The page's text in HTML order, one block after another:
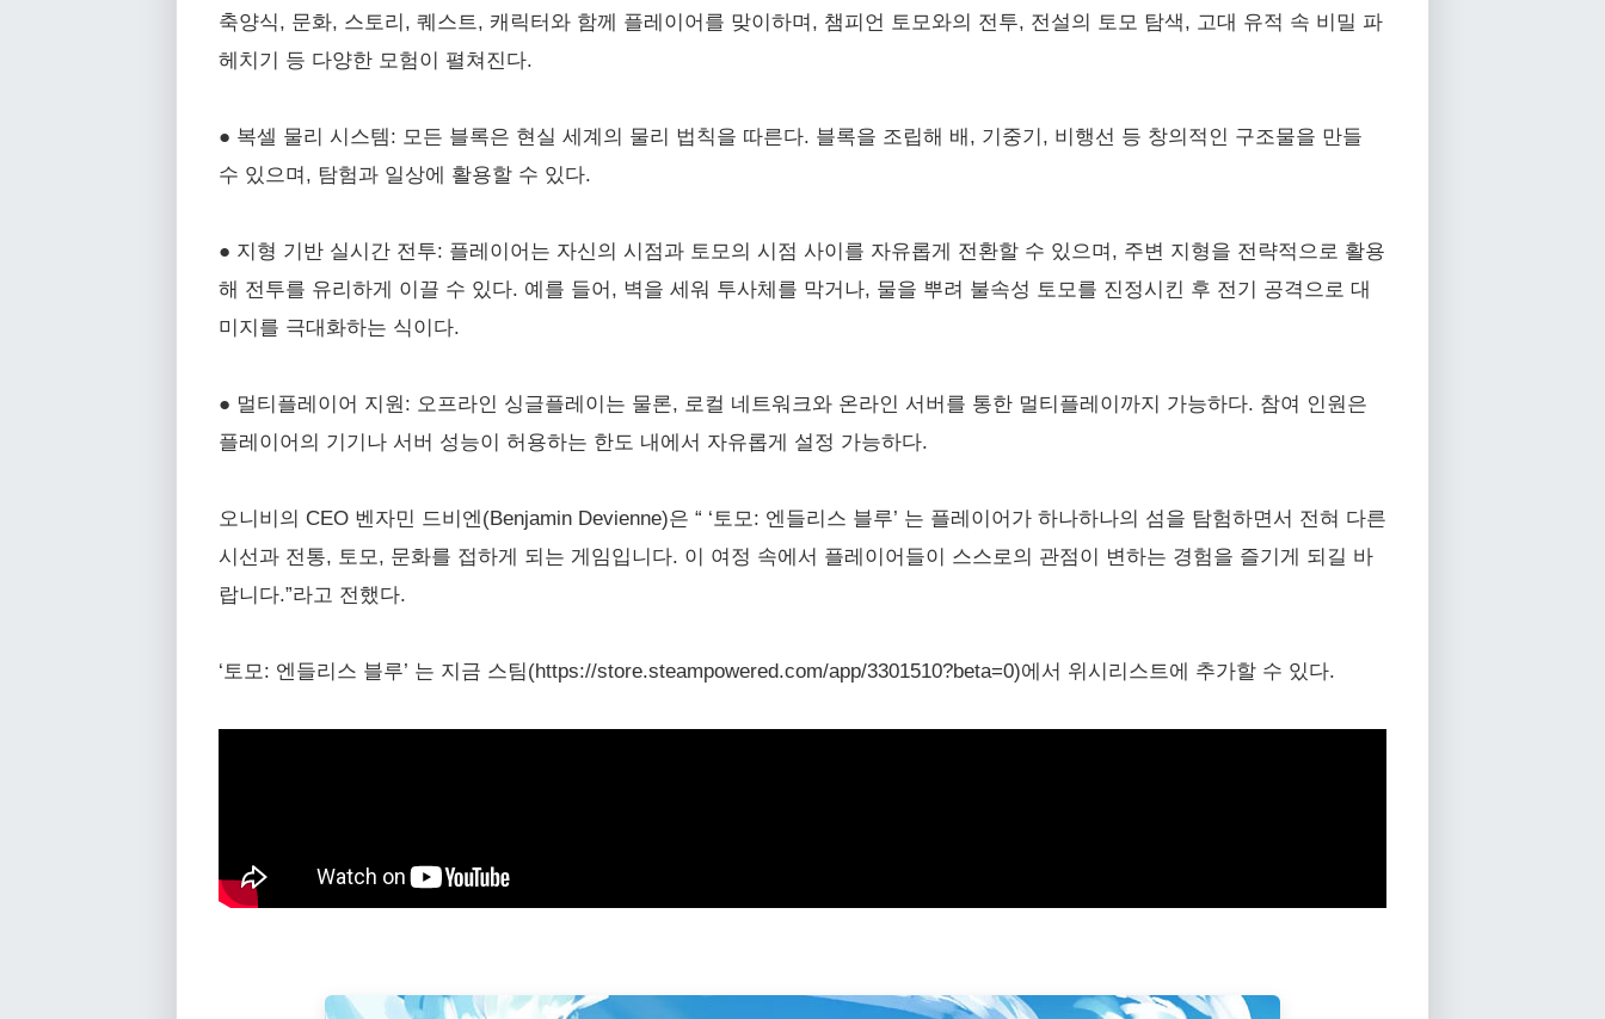
축양식, 문화, 스토리, 퀘스트, 캐릭터와 함께 플레이어를 맞이하며, 챔피언 토모와의 전투, 전설의 토모 탐색, 고대 유적 속 비밀 파
헤치기 등 다양한 모험이 펼쳐진다.
● 복셀 물리 시스템: 모든 블록은 현실 세계의 물리 법칙을 따른다. 블록을 조립해 배, 기중기, 비행선 등 창의적인 구조물을 만들
수 있으며, 탐험과 일상에 활용할 수 있다.
● 지형 기반 실시간 전투: 플레이어는 자신의 시점과 토모의 시점 사이를 자유롭게 전환할 수 있으며, 주변 지형을 전략적으로 활용
해 전투를 유리하게 이끌 수 있다. 예를 들어, 벽을 세워 투사체를 막거나, 물을 뿌려 불속성 토모를 진정시킨 후 전기 공격으로 대
미지를 극대화하는 식이다.
● 멀티플레이어 지원: 오프라인 싱글플레이는 물론, 로컬 네트워크와 온라인 서버를 통한 멀티플레이까지 가능하다. 참여 인원은
플레이어의 기기나 서버 성능이 허용하는 한도 내에서 자유롭게 설정 가능하다.
오니비의 CEO 벤자민 드비엔(Benjamin Devienne)은 “ ‘토모: 엔들리스 블루’ 는 플레이어가 하나하나의 섬을 탐험하면서 전혀 다른
시선과 전통, 토모, 문화를 접하게 되는 게임입니다. 이 여정 속에서 플레이어들이 스스로의 관점이 변하는 경험을 즐기게 되길 바
랍니다.”라고 전했다.
‘토모: 엔들리스 블루’ 는 지금 스팀(https://store.steampowered.com/app/3301510?beta=0)에서 위시리스트에 추가할 수 있다.